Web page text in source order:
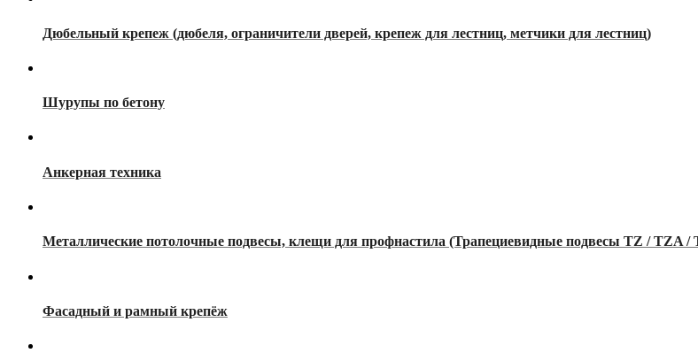
Дюбельный крепеж (дюбеля, ограничители дверей, крепеж для лестниц, метчики для лестниц)
Шурупы по бетону
Анкерная техника
Металлические потолочные подвесы, клещи для профнастила (Трапециевидные подвесы TZ / TZA
Фасадный и рамный крепёж